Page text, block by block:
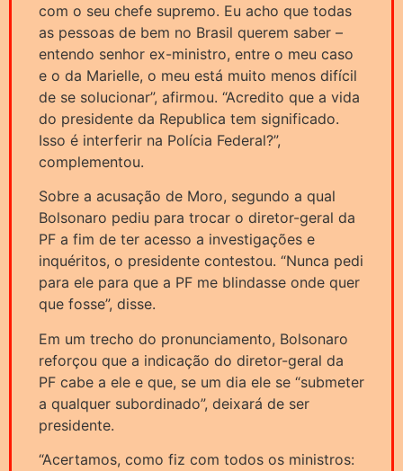
com o seu chefe supremo. Eu acho que todas
as pessoas de bem no Brasil querem saber –
entendo senhor ex-ministro, entre o meu caso
e o da Marielle, o meu está muito menos difícil
de se solucionar”, afirmou. “Acredito que a vida
do presidente da Republica tem significado.
Isso é interferir na Polícia Federal?”,
complementou.
Sobre a acusação de Moro, segundo a qual
Bolsonaro pediu para trocar o diretor-geral da
PF a fim de ter acesso a investigações e
inquéritos, o presidente contestou. “Nunca pedi
para ele para que a PF me blindasse onde quer
que fosse”, disse.
Em um trecho do pronunciamento, Bolsonaro
reforçou que a indicação do diretor-geral da
PF cabe a ele e que, se um dia ele se “submeter
a qualquer subordinado”, deixará de ser
presidente.
“Acertamos, como fiz com todos os ministros: